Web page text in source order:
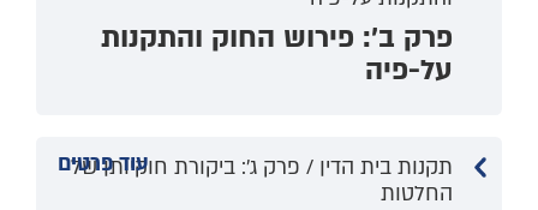
פרק ב': פירוש החוק והתקנות
על-פיה
עוד פרטים
תקנות בית הדין / פרק ג': ביקורת חוקיותן של
החלטות